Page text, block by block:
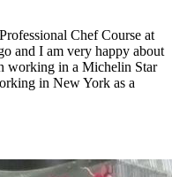
Chef Course at
and I am very happy about
working in a Michelin Star
in New York as a